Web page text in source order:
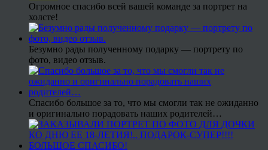
Огромное спасибо всей вашей команде за портрет на
холсте!
Безумно рады полученному подарку — портрету по
фото, видео отзыв.
Спасибо большое за то, что мы смогли так не ожиданно
и оригинально порадовать наших родителей…